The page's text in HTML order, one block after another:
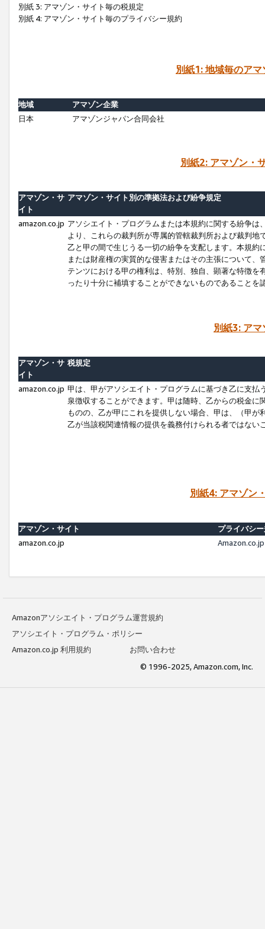
別紙 3: アマゾン・サイト毎の税規定
別紙 4: アマゾン・サイト毎のプライバシー規約
別紙1: 地域毎のア
地域
アマゾン企業
日本
アマゾンジャパン合同会社
別紙2: アマゾン・
アマゾン・サ
イト
アマゾン・サイト別の準拠法および紛争規定
amazon.co.jp アソシエイト・プログラムまたは本規約に関する紛争
より、これらの裁判所が専属的管轄裁判所および裁判
乙と甲の間で生じうる一切の紛争を支配します。本規
または財産権の実質的な侵害またはその主張について
テンツにおける甲の権利は、特別、独自、顕著な特徴
ったり十分に補填することができないものであることを
別紙3: ア
アマゾン・サ
イト
税規定
amazon.co.jp 甲は、甲がアソシエイト・プログラムに基づき乙に支
泉徴収することができます。甲は随時、乙からの税金
ものの、乙が甲にこれを提供しない場合、甲は、（甲
乙が当該税関連情報の提供を義務付けられる者ではな
別紙4: アマゾン
アマゾン・サイト
プライバシ
amazon.co.jp
Amazonアソシエイト・プログラム運営規約
アソシエイト・プログラム・ポリシー
Amazon.co.jp 利用規約
お問い合わせ
© 1996-2025, Amazon.com, Inc.